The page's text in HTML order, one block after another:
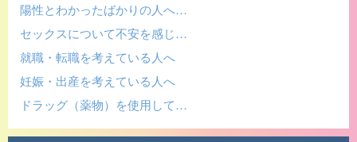
陽性とわかったばかりの人へ…
セックスについて不安を感じ…
就職・転職を考えている人へ
妊娠・出産を考えている人へ
ドラッグ（薬物）を使用して…